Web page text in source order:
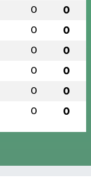
0 0
0 0
0 0
0 0
0 0
0 0